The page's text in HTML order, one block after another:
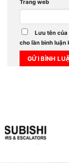
Trang web
Lưu tên
cho lần bình luận